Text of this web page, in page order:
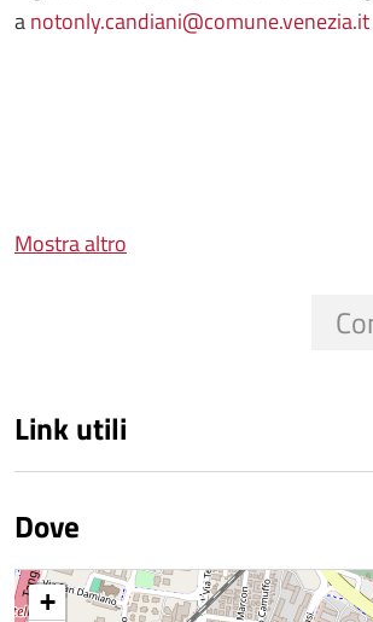
anotonly.candiani@comune.venezia.it
Mostra altro
Link utili
Dove
+